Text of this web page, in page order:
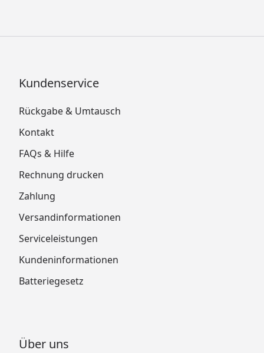
Kundenservice
Rückgabe & Umtausch
Kontakt
FAQs & Hilfe
Rechnung drucken
Zahlung
Versandinformationen
Serviceleistungen
Kundeninformationen
Batteriegesetz
Über uns